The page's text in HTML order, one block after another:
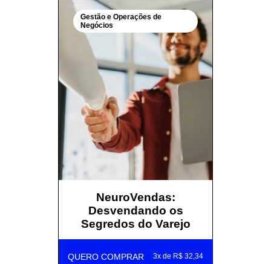
Gestão e Operações de
Negócios
NeuroVendas:
Desvendando os
Segredos do Varejo
QUERO COMPRAR 3x de R$ 32,34